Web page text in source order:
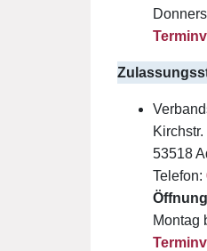
Kirchstr.
53518
Telefon:
Montag